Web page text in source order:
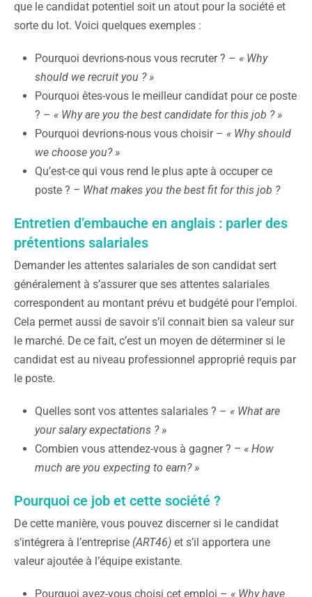
que le candidat potentiel soit un atout pour la société et
sorte du lot. Voici quelques exemples :
Pourquoi devrions-nous vous recruter ? – « Why
should we recruit you ? »
Pourquoi êtes-vous le meilleur candidat pour ce poste
? – « Why are you the best candidate for this job ? »
Pourquoi devrions-nous vous choisir – « Why should
we choose you? »
Qu’est-ce qui vous rend le plus apte à occuper ce
poste ? – What makes you the best fit for this job ?
Entretien d’embauche en anglais : parler des
prétentions salariales
Demander les attentes salariales de son candidat sert
généralement à s’assurer que ses attentes salariales
correspondent au montant prévu et budgété pour l’emploi.
Cela permet aussi de savoir s’il connait bien sa valeur sur
le marché. De ce fait, c’est un moyen de déterminer si le
candidat est au niveau professionnel approprié requis par
le poste.
Quelles sont vos attentes salariales ? – « What are
your salary expectations ? »
Combien vous attendez-vous à gagner ? – « How
much are you expecting to earn? »
Pourquoi ce job et cette société ?
De cette manière, vous pouvez discerner si le candidat
s’intégrera à l’entreprise (ART46) et s’il apportera une
valeur ajoutée à l’équipe existante.
Pourquoi avez-vous choisi cet emploi – « Why have